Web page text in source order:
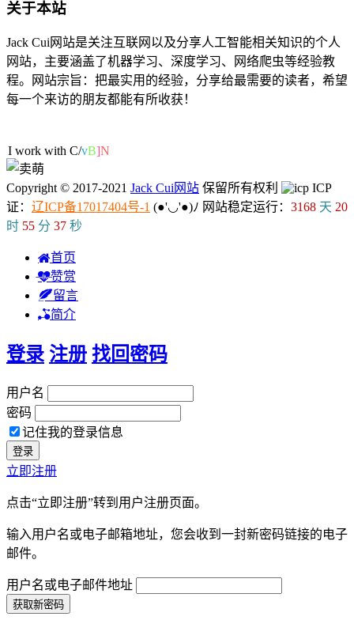
关于本站
Jack Cui网站是关注互联网以及分享人工智能相关知识的个人
网站，主要涵盖了机器学习、深度学习、网络爬虫等经验教
程。网站宗旨：把最实用的经验，分享给最需要的读者，希望
每一个来访的朋友都能有所收获！
I work with C/C_Ll
Copyright © 2017-2021 Jack Cui网站 保留所有权利
ICP
证： 辽ICP备17017404号-1 (●'◡'●)ﾉ 网站稳定运行： 3168 天 20
时 55 分 38 秒
首页
赞赏
留言
简介
登录 注册 找回密码
用户名
密码
记住我的登录信息
立即注册
点击“立即注册”转到用户注册页面。
输入用户名或电子邮箱地址，您会收到一封新密码链接的电子
邮件。
用户名或电子邮件地址